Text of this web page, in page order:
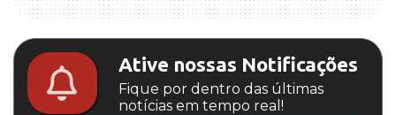
Ative nossas Notificações
Fique por dentro das últimas
notícias em tempo real!